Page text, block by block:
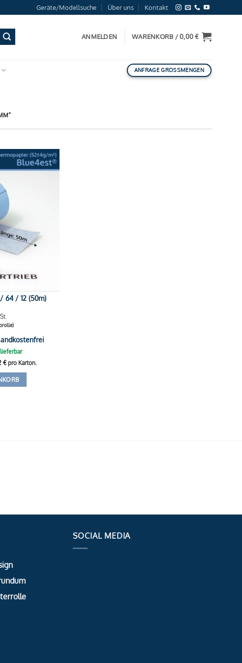
Geräte/Modellsuche Über uns Kontakt
ANMELDEN WARENKORB /0,00€
ANFRAGE GROSSMENGEN
64 / 12 (50m)
€ pro Karton.
SOCIAL MEDIA